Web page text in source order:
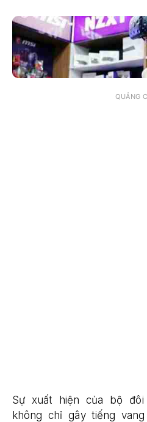
QUẢNG
Sự xuất hiện của bộ
không chỉ gây tiếng